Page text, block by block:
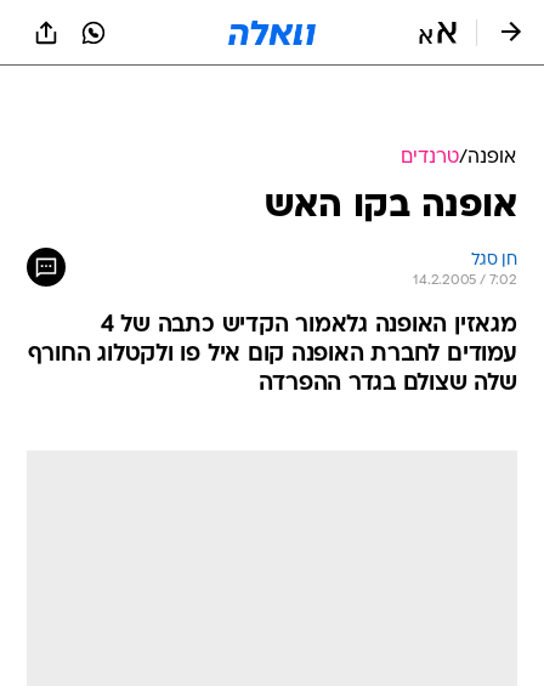
אופנה/טרנדים
אופנה בקו האש
חן סגל
14.2.2005 / 7:02
מגאזין האופנה גלאמור הקדיש כתבה של 4
עמודים לחברת האופנה קום איל פו ולקטלוג החורף
שלה שצולם בגדר ההפרדה